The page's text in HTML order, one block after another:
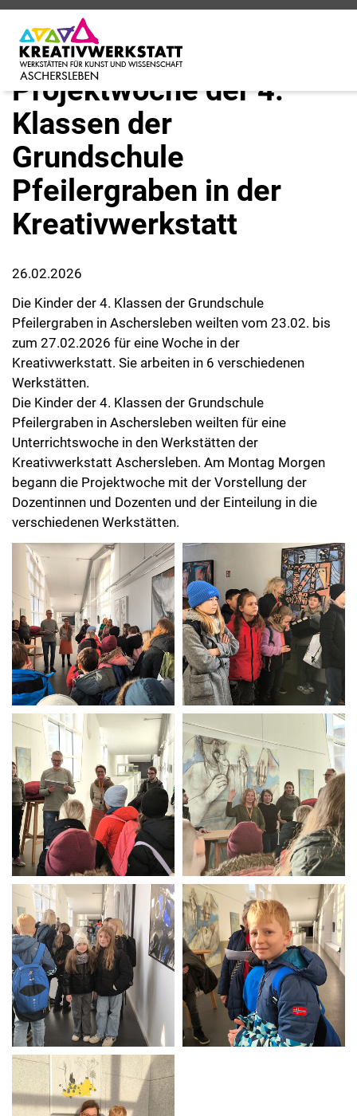
SPRACHEN
Vorlesen
Projektwoche der 4.
Klassen der
Grundschule
Pfeilergraben in der
Kreativwerkstatt
Pfeilergraben in Aschersleben weilten vom 23.02. bis
zum 27.02.2026 für eine Woche in der
Kreativwerkstatt. Sie arbeiten in 6 verschiedenen
Werkstätten.
Die Kinder der 4. Klassen der Grundschule
Pfeilergraben in Aschersleben weilten für eine
Unterrichtswoche in den Werkstätten der
Kreativwerkstatt Aschersleben. Am Montag Morgen
begann die Projektwoche mit der Vorstellung der
Dozentinnen und Dozenten und der Einteilung in die
verschiedenen Werkstätten.